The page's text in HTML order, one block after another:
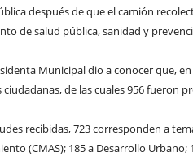
después de que el camión
de salud pública, sanidad y
Municipal dio a conocer que,
ciudadanas, de las cuales 956 fueron
recibidas, 723 corresponden a
(CMAS); 185 a Desarrollo